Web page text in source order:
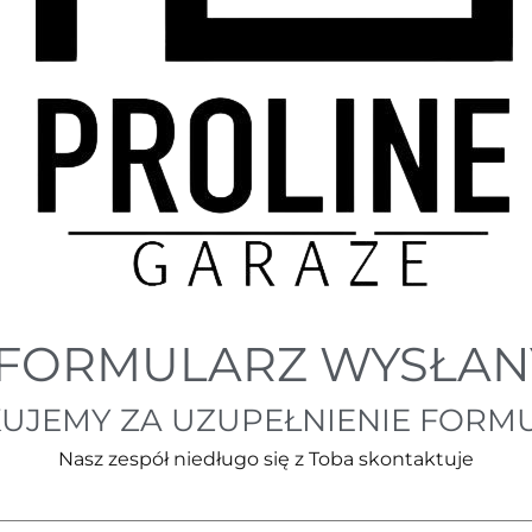
ZA UZUPEŁNIENIE
Nasz zespół niedługo się z Toba skontaktuje